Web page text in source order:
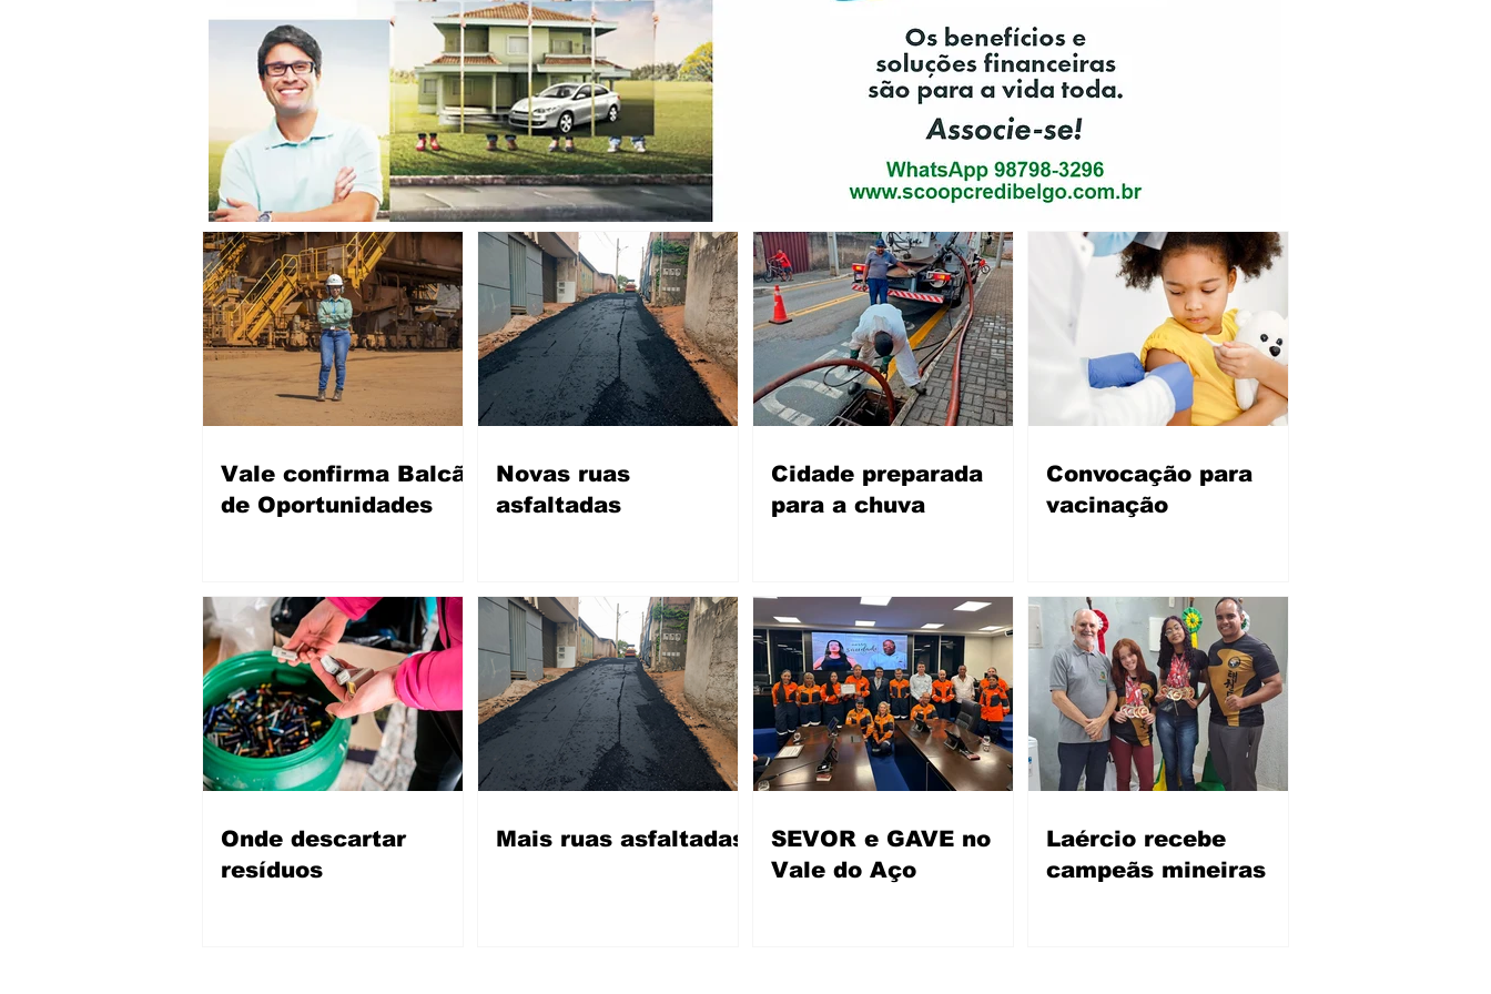
Vale confirma Balcão
de Oportunidades
Novas ruas
asfaltadas
Cidade preparada
para a chuva
Convocação para
vacinação
Onde descartar
resíduos
Mais ruas asfaltadas
SEVOR e GAVE no
Vale do Aço
Laércio recebe
campeãs mineiras